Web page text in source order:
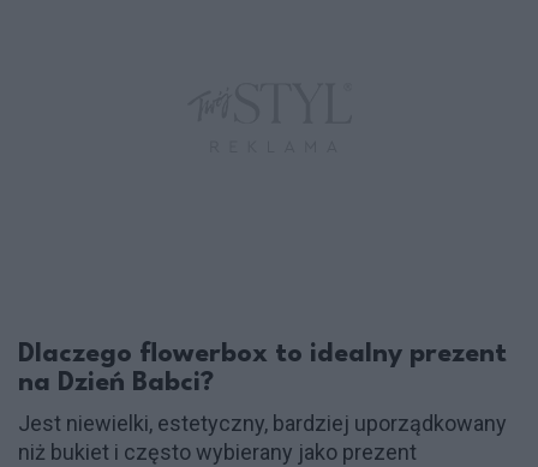
Dlaczego flowerbox to idealny prezent
na Dzień Babci?
Jest niewielki, estetyczny, bardziej uporządkowany
niż bukiet i często wybierany jako prezent